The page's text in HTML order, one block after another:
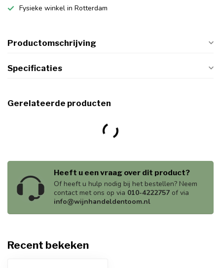
Fysieke winkel in Rotterdam
Productomschrijving
Specificaties
Gerelateerde producten
Heeft u een vraag over dit product?
Of heeft u hulp nodig bij het bestellen? Neem
contact met ons op via 010-4222757 of via
info@wijnhandeldentoom.nl
Recent bekeken